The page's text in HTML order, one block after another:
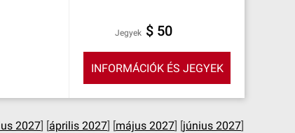
Jegyek $ 50
INFORMÁCIÓK ÉS JEGYEK
2027] [április 2027] [május 2027] [június 2027]